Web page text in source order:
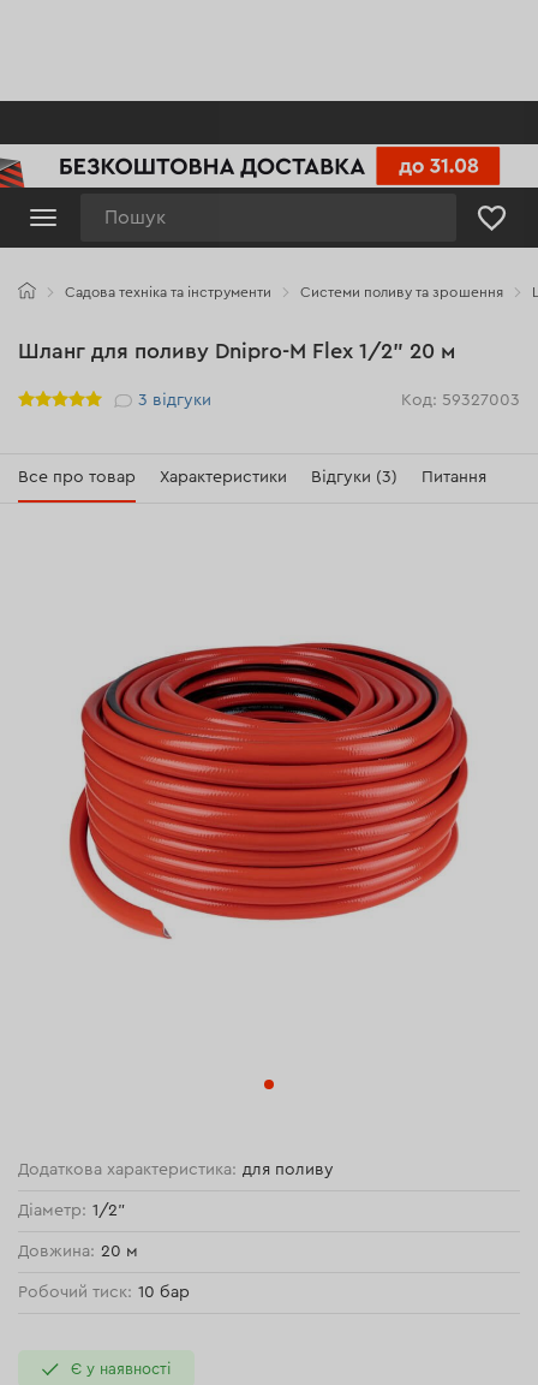
Садова техніка та інструменти Системи поливу та зрошення
Шланг для поливу Dnipro-M Flex 1/2" 20 м
Рейтинг 3 відгуки Код: 59327003
Все про товар Характеристики Відгуки (3) Питання
Додаткова характеристика: для поливу
Діаметр: 1/2"
Довжина: 20 м
Робочий тиск: 10 бар
Є у наявності